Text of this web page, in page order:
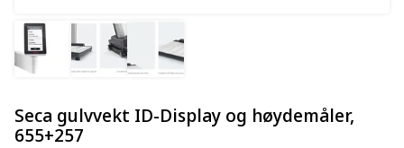
Seca gulvvekt ID-Display og høydemåler,
655+257